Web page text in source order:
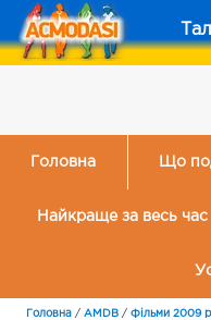
Головна Що
Найкраще за весь час
Головна / AMDB / Фільми 2009